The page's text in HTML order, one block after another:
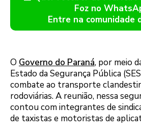
Foz no
Entre na comunidade
O Governo do Paraná, por meio
Estado da Segurança Pública
combate ao transporte
rodoviárias. A reunião, nessa
contou com integrantes de
de taxistas e motoristas de